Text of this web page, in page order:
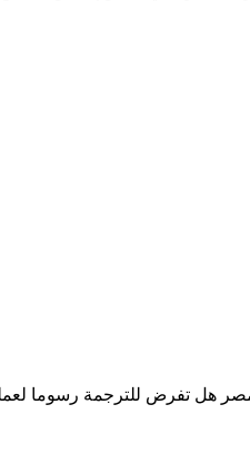
- مصر هل تفرض للترجمة